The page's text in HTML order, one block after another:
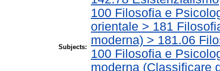
Subjects:
100 Filosofia e
orientale > 181
moderna) > 181.06
100 Filosofia e
moderna (Classificare